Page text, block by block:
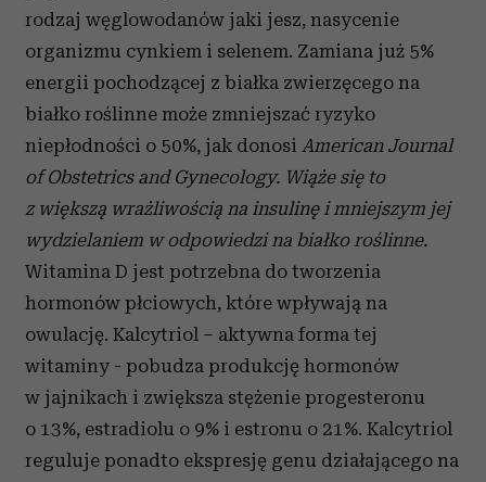
rodzaj węglowodanów jaki jesz, nasycenie
organizmu cynkiem i selenem. Zamiana już 5%
energii pochodzącej z białka zwierzęcego na
białko roślinne może zmniejszać ryzyko
niepłodności o 50%, jak donosi American Journal
of Obstetrics and Gynecology. Wiąże się to
z większą wrażliwością na insulinę i mniejszym jej
wydzielaniem w odpowiedzi na białko roślinne.
Witamina D jest potrzebna do tworzenia
hormonów płciowych, które wpływają na
owulację. Kalcytriol – aktywna forma tej
witaminy - pobudza produkcję hormonów
w jajnikach i zwiększa stężenie progesteronu
o 13%, estradiolu o 9% i estronu o 21%. Kalcytriol
reguluje ponadto ekspresję genu działającego na